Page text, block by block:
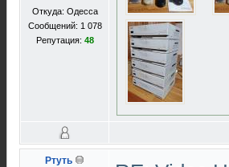
Откуда: Одесса
Сообщений: 1 078
Репутация: 48
Ртуть